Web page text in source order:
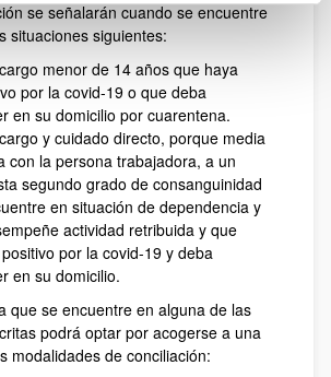
se señalarán cuando se encuentre
situaciones siguientes:
menor de 14 años que haya
por la covid-19 o que deba
en su domicilio por cuarentena.
y cuidado directo, porque media
con la persona trabajadora, a un
segundo grado de consanguinidad
en situación de dependencia y
actividad retribuida y que
por la covid-19 y deba
en su domicilio.
que se encuentre en alguna de las
podrá optar por acogerse a una
modalidades de conciliación: